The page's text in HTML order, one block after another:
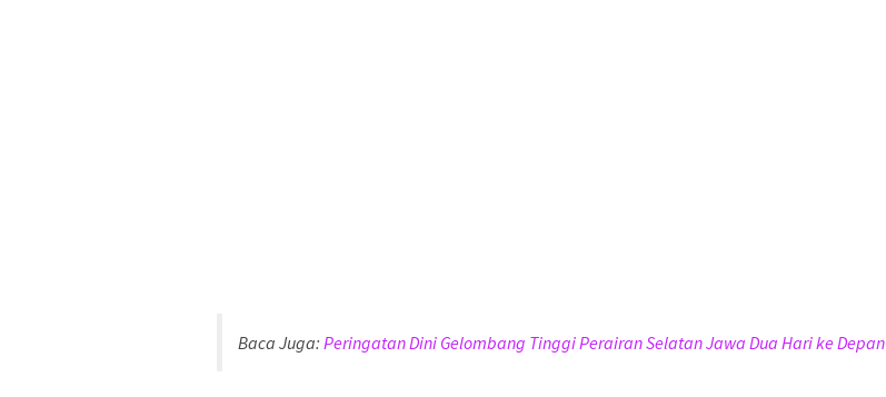
Baca Juga: Peringatan Dini Gelombang Tinggi Perairan Selatan Jawa Dua Hari ke Depan